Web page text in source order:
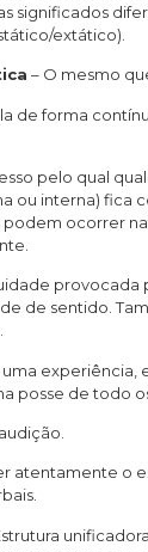
significados
extático).
– O mesmo
de forma
pelo qual
ou interna) fica
podem ocorrer
provocada
de sentido.
experiência,
posse de todo
atentamente o